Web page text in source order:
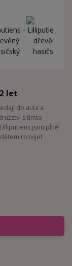
let
do auta a
s tímto
jsou plné
rozvíjet